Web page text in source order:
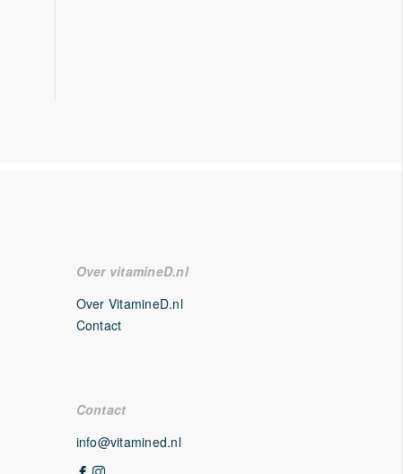
Over vitamineD.nl
Over VitamineD.nl
Contact
Contact
info@vitamined.nl